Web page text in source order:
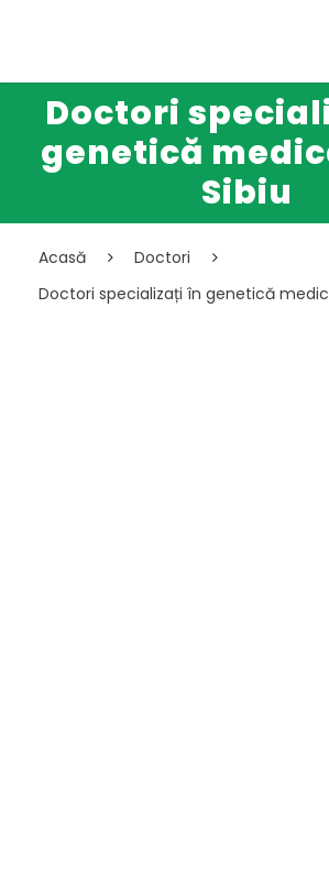
Doctori
genetică
Sibiu
Acasă
Doctori
Doctori specializați în genetică